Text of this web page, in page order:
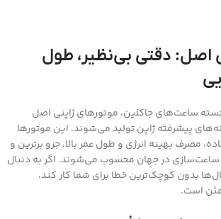
اصل: دقتی بی‌نظیر، طول
ساعت‌های جاکلین، موتورهای ژاپنی اصل
پیشرفته ژاپن تولید می‌شوند. این موتورها
مصرف بهینه انرژی و طول عمر بالا، جزو برترین و
ساعت‌سازی در جهان محسوب می‌شوند. اگر به دنبال
بدون کوچک‌ترین خطا برای شما کار کند،